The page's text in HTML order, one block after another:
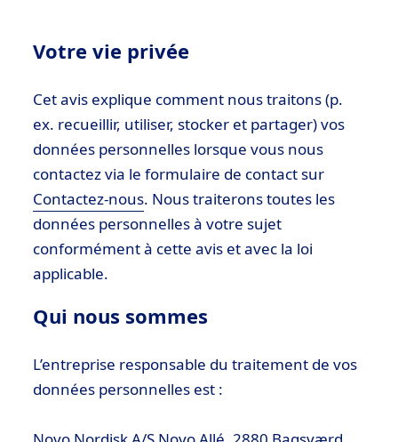
Votre vie privée
Cet avis explique comment nous traitons (p.
ex. recueillir, utiliser, stocker et partager) vos
données personnelles lorsque vous nous
contactez via le formulaire de contact sur
Contactez-nous. Nous traiterons toutes les
données personnelles à votre sujet
conformément à cette avis et avec la loi
applicable.
Qui nous sommes
L’entreprise responsable du traitement de vos
données personnelles est :